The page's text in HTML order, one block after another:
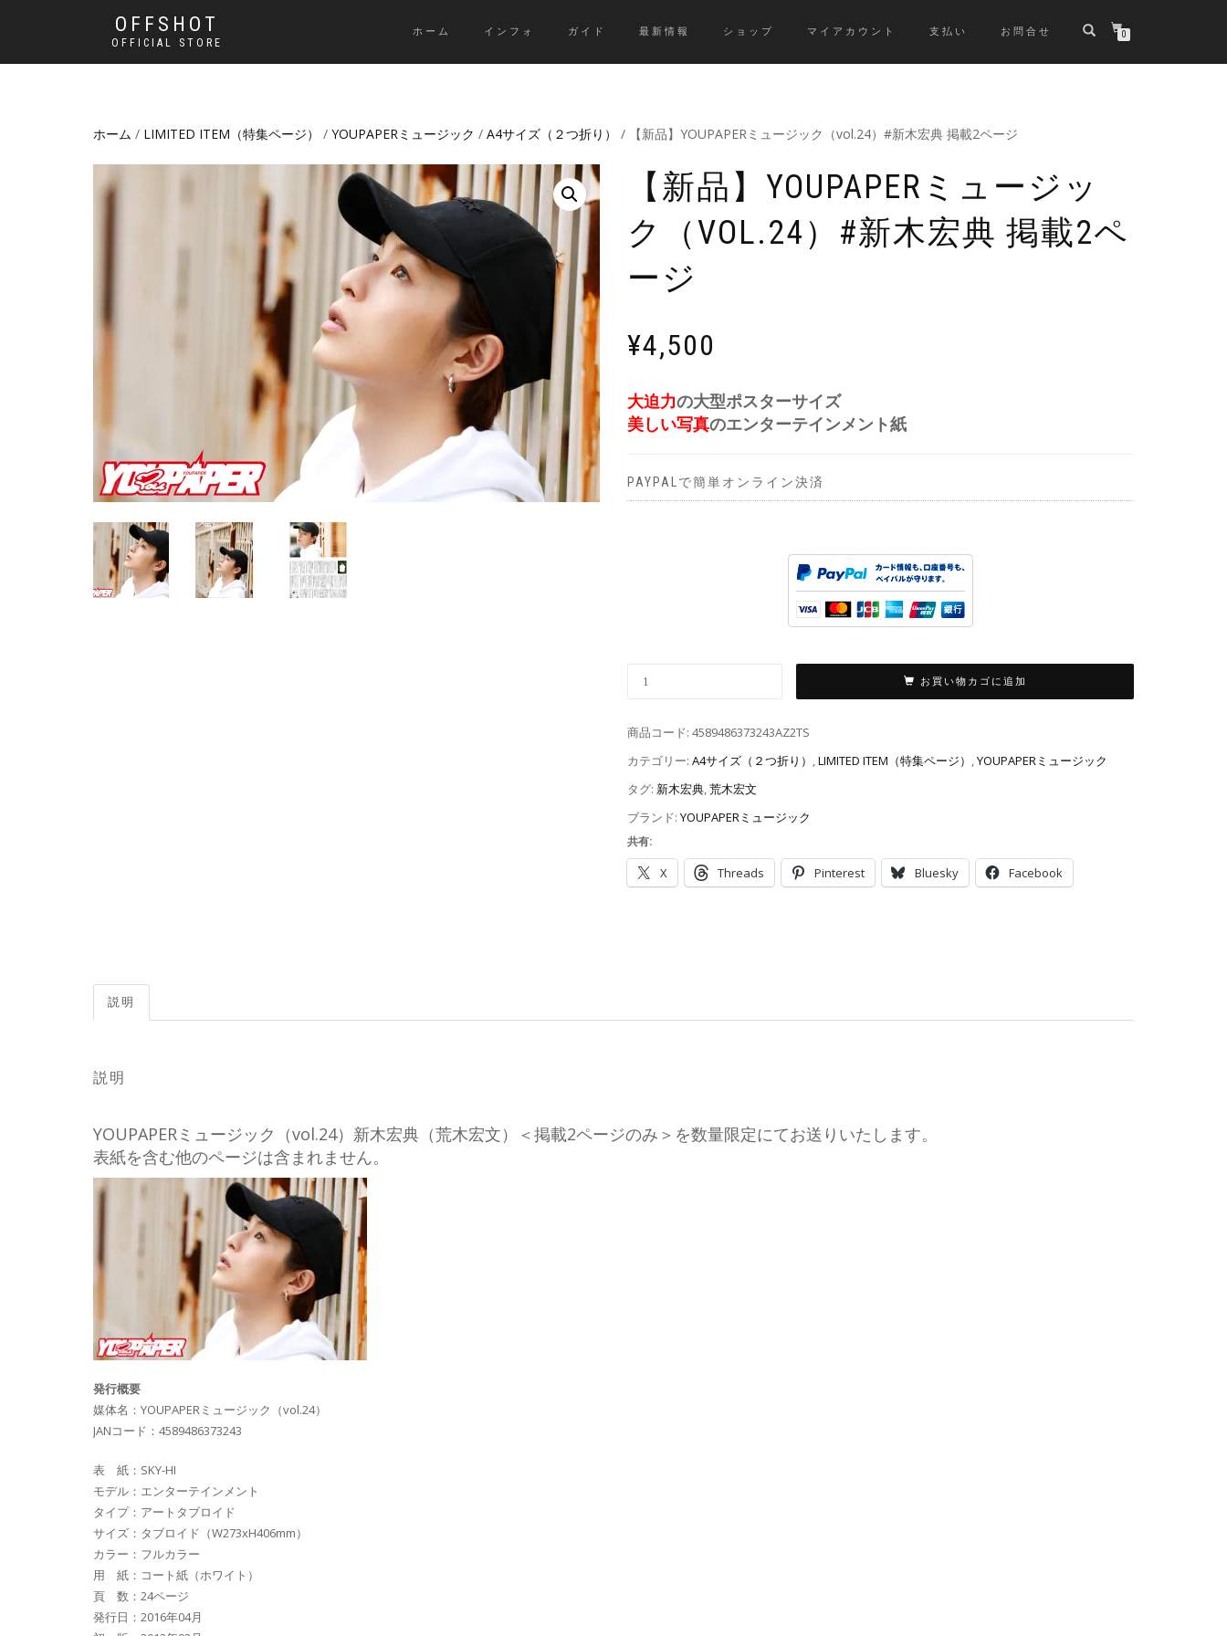
OFFSHOT
OFFICIAL STORE
ホーム インフォ ガイド 最新情報 ショップ マイアカウント 支払い お問合せ 0
ホーム / LIMITED ITEM（特集ページ） / YOUPAPERミュージック / A4サイズ（２つ折り） / 【新品】YOUPAPERミュージック（vol.24）#新木宏典 掲載2ページ
【新品】YOUPAPERミュージッ
ク（VOL.24）#新木宏典 掲載2ペ
ージ
¥4,500
大迫力の大型ポスターサイズ
美しい写真のエンターテインメント紙
PAYPALで簡単オンライン決済
お買い物カゴに追加
商品コード: 4589486373243AZ2TS
カテゴリー: A4サイズ（２つ折り） ,LIMITED ITEM（特集ページ） ,YOUPAPERミュージック
タグ: 新木宏典,荒木宏文
ブランド: YOUPAPERミュージック
共有:
X Threads Pinterest Bluesky Facebook
説明
説明
YOUPAPERミュージック（vol.24）新木宏典（荒木宏文）＜掲載2ページのみ＞を数量限定にてお送りいたします。
表紙を含む他のページは含まれません。
発行概要
媒体名：YOUPAPERミュージック（vol.24）
JANコード：4589486373243
表 紙：SKY-HI
モデル：エンターテインメント
タイプ：アートタブロイド
サイズ：タブロイド（W273xH406mm）
カラー：フルカラー
用 紙：コート紙（ホワイト）
頁 数：24ページ
発行日：2016年04月